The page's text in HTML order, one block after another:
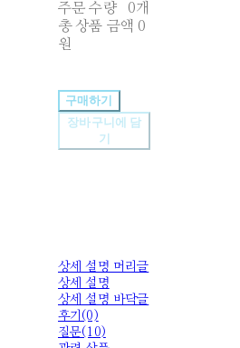
주문 수량
0개
총 상품 금액 0
원
구매하기
장바구니에 담
기
상세 설명 머리글
상세 설명
상세 설명 바닥글
후기(0)
질문(10)